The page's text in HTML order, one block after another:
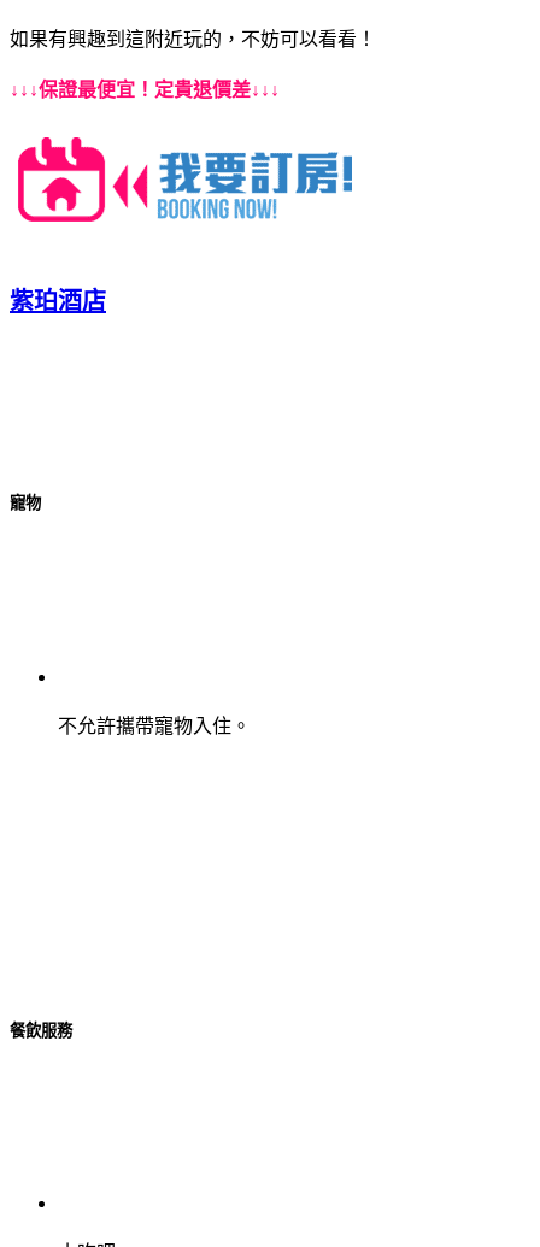
如果有興趣到這附近玩的，不妨可以看看！
↓↓↓保證最便宜！定貴退價差↓↓↓
紫珀酒店
寵物
不允許攜帶寵物入住。
餐飲服務